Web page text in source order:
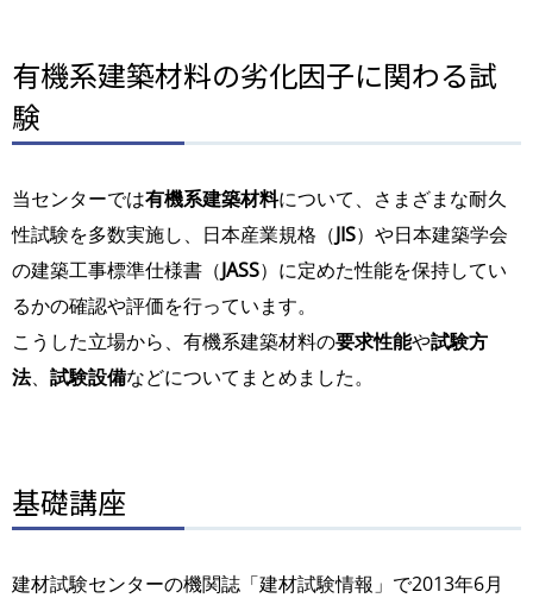
有機系建築材料の劣化因子に関わる試
験
当センターでは有機系建築材料について、さまざまな耐久
性試験を多数実施し、日本産業規格（JIS）や日本建築学会
の建築工事標準仕様書（JASS）に定めた性能を保持してい
るかの確認や評価を行っています。
こうした立場から、有機系建築材料の要求性能や試験方
法、 試験設備などについてまとめました。
基礎講座
建材試験センターの機関誌「建材試験情報」で2013年6月